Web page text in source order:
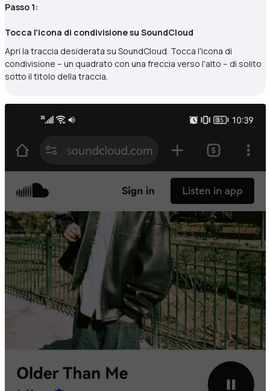
Passo 1:
Tocca l'icona di condivisione su SoundCloud
Apri la traccia desiderata su SoundCloud. Tocca l'icona di
condivisione – un quadrato con una freccia verso l'alto – di solito
sotto il titolo della traccia.